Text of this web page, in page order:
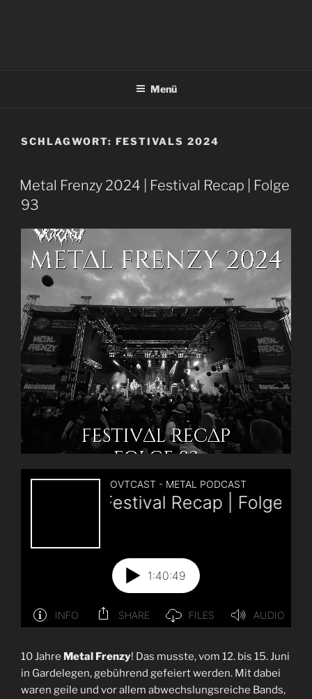
Menü
SCHLAGWORT: FESTIVALS 2024
Metal Frenzy 2024 | Festival Recap | Folge
93
10 Jahre Metal Frenzy! Das musste, vom 12. bis 15. Juni
in Gardelegen, gebührend gefeiert werden. Mit dabei
waren geile und vor allem abwechslungsreiche Bands,